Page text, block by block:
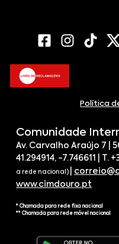
Política
Comunidade
Av. Carvalho Araújo 7 |
41.294914, -7.746611 | T.
a rede nacional)
www.cimdouro.pt
* Chamada para rede fixa nacional
** Chamada para rede móvel nacional